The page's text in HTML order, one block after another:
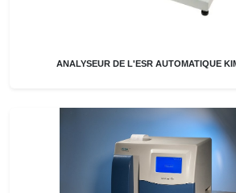
ANALYSEUR DE L'ESR AUTOMATIQUE